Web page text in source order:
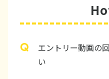
エントリー動画の
い